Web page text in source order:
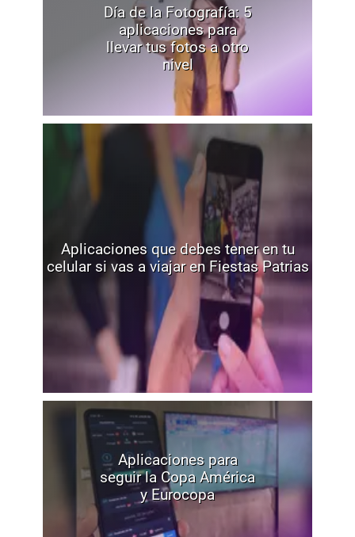
Día de la Fotografía: 5
aplicaciones para
llevar tus fotos a otro
nivel
Aplicaciones que debes tener en tu
celular si vas a viajar en Fiestas Patrias
Aplicaciones para
seguir la Copa América
y Eurocopa